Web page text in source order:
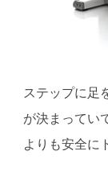
ステップに足
が決まってい
よりも安全に